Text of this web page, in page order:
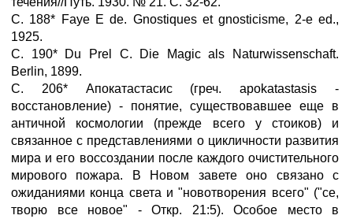
С. 188* Faye E de. Gnostiques et gnosticisme, 2-е ed.,
1925.
С. 190* Du Prel C. Die Magic als Naturwissenschaft.
Berlin, 1899.
С. 206* Апокатастасис (греч. apokatastasis -
восстановление) - понятие, существовавшее еще в
античной космологии (прежде всего у стоиков) и
связанное с представлениями о цикличности развития
мира и его воссоздании после каждого очистительного
мирового пожара. В Новом завете оно связано с
ожиданиями конца света и "новотворения всего" ("се,
творю все новое" - Откр. 21:5). Особое место в